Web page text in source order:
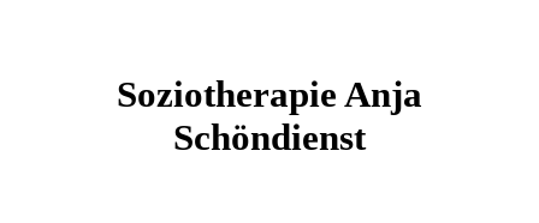
Soziotherapie Anja
Schöndienst